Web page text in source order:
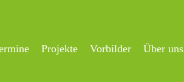
Projekte Vorbilder Über uns